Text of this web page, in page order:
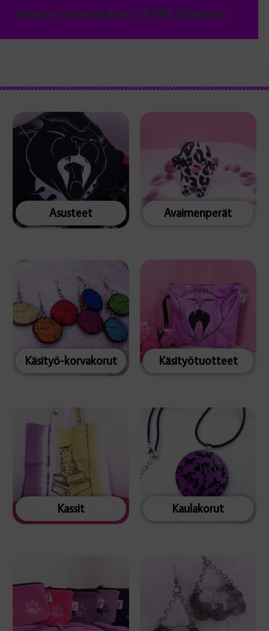
Ilmaiset toimitukset yli 90€ tilauksiin.
Asusteet Avaimenperät
Käsityö-korvakorut Käsityötuotteet
Kassit Kaulakorut